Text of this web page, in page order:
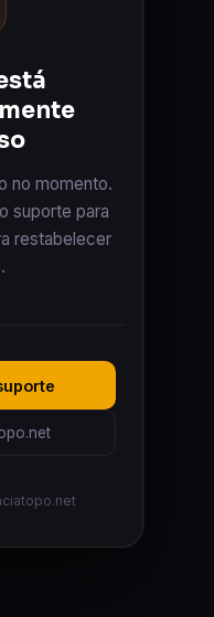
no momento.
suporte para
restabelecer